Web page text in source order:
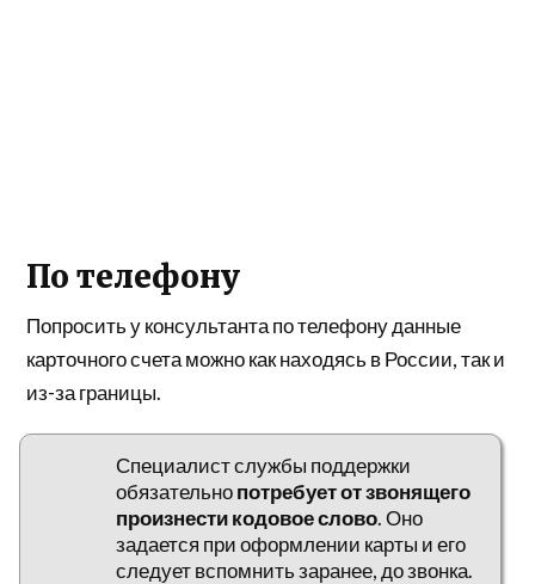
По телефону
Попросить у консультанта по телефону данные
карточного счета можно как находясь в России, так и
из-за границы.
Специалист службы поддержки
обязательнопотребует от звонящего
произнести кодовое слово. Оно
задается при оформлении карты и его
следует вспомнить заранее, до звонка.